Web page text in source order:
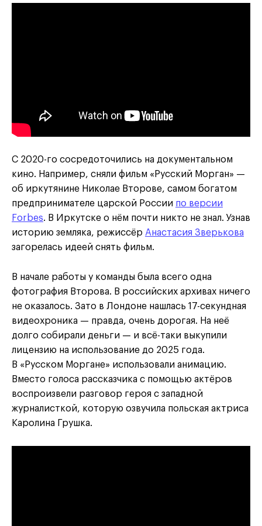
С 2020-го сосредоточились на документальном
кино. Например, сняли фильм «Русский Морган» —
об иркутянине Николае Второве, самом богатом
предпринимателе царской России по версии
Forbes. В Иркутске о нём почти никто не знал. Узнав
историю земляка, режиссёр Анастасия Зверькова
загорелась идеей снять фильм.
В начале работы у команды была всего одна
фотография Второва. В российских архивах ничего
не оказалось. Зато в Лондоне нашлась 17-секундная
видеохроника — правда, очень дорогая. На неё
долго собирали деньги — и всё-таки выкупили
лицензию на использование до 2025 года.
В «Русском Моргане» использовали анимацию.
Вместо голоса рассказчика с помощью актёров
воспроизвели разговор героя с западной
журналисткой, которую озвучила польская актриса
Каролина Грушка.